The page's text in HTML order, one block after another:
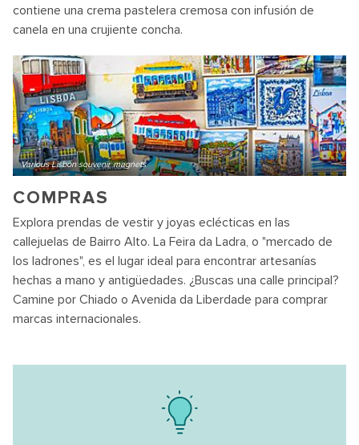
contiene una crema pastelera cremosa con infusión de
canela en una crujiente concha.
Various Lisbon souvenir magnets
COMPRAS
Explora prendas de vestir y joyas eclécticas en las
callejuelas de Bairro Alto. La Feira da Ladra, o "mercado de
los ladrones", es el lugar ideal para encontrar artesanías
hechas a mano y antigüedades. ¿Buscas una calle principal?
Camine por Chiado o Avenida da Liberdade para comprar
marcas internacionales.